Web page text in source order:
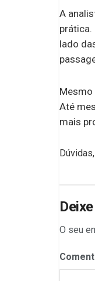
A
prática.
lado
Mesmo
Até
mais
O seu